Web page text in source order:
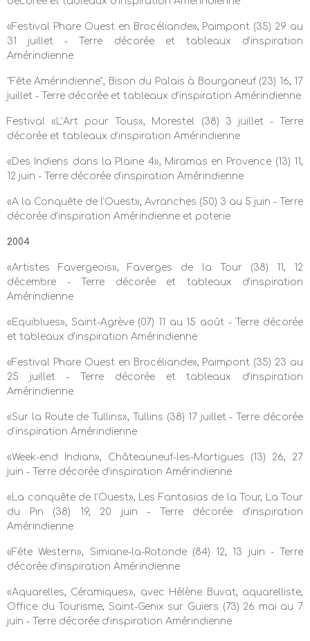
«Festival Phare Ouest en Brocéliande», Paimpont (35) 29 au
31 juillet - Terre décorée et tableaux d’inspiration
Amérindienne
"Fête Amérindienne", Bison du Palais à Bourganeuf (23) 16, 17
juillet - Terre décorée et tableaux d’inspiration Amérindienne
Festival «L’Art pour Tous», Morestel (38) 3 juillet - Terre
décorée et tableaux d’inspiration Amérindienne
«Des Indiens dans la Plaine 4», Miramas en Provence (13) 11,
12 juin - Terre décorée d’inspiration Amérindienne
«A la Conquête de l’Ouest», Avranches (50) 3 au 5 juin - Terre
décorée d’inspiration Amérindienne et poterie
2004
«Artistes Favergeois», Faverges de la Tour (38) 11, 12
décembre - Terre décorée et tableaux d’inspiration
Amérindienne
«Equiblues», Saint-Agrève (07) 11 au 15 août - Terre décorée
et tableaux d’inspiration Amérindienne
«Festival Phare Ouest en Brocéliande», Paimpont (35) 23 au
25 juillet - Terre décorée et tableaux d’inspiration
Amérindienne
«Sur la Route de Tullins», Tullins (38) 17 juillet - Terre décorée
d’inspiration Amérindienne
«Week-end Indian», Châteauneuf-les-Martigues (13) 26, 27
juin - Terre décorée d’inspiration Amérindienne
«La conquête de l’Ouest», Les Fantasias de la Tour, La Tour
du Pin (38) 19, 20 juin - Terre décorée d’inspiration
Amérindienne
«Fête Western», Simiane-la-Rotonde (84) 12, 13 juin - Terre
décorée d’inspiration Amérindienne
«Aquarelles, Céramiques», avec Hélène Buvat, aquarelliste,
Office du Tourisme, Saint-Genix sur Guiers (73) 26 mai au 7
juin - Terre décorée d’inspiration Amérindienne